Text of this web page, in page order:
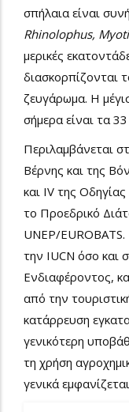
σπήλαια είναι
Rhinolophus,
μερικές
διασκορπίζονται
ζευγάρωμα. Η
σήμερα είναι τα
Περιλαμβάνεται
Βέρνης και της
και IV της
το Προεδρικό
UNEP/
την IUCN όσο και
Ενδιαφέροντος,
από την
κατάρρευση
γενικότερη
τη χρήση
γενικά